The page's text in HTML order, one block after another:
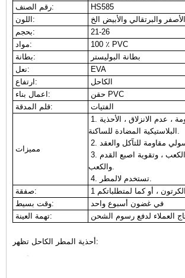
رقم الصنف:
HS585
اللون:
الأصفر والبرتقالي والأبيض الخ
بحجم:
21-26
مواد:
100 ٪ PVC
بطانة:
بطانة البوليستر
نعل:
EVA
ارتفاع:
الكاحل
اعمال بناء:
حقن PVC
قلم المدقة:
الفتيات
مميزات
1. الماء / حمض / القلوي / النفط / الشحوم مقاومة ، عدم الانزلاق ، الأحذية
البلاستيكية المضادة للساكنة.
3. حماية الكاحل ، وامتصاص الطاقة في منطقة مقعد الكعب ، وتقوية اصبع القدم
والكعب.
4. تستخدم لالمطر.
صفقة:
وقت بسيط:
في غضون أسبوع واحد
تهمة العينة:
أحذية المطر الكاحل تظهر: